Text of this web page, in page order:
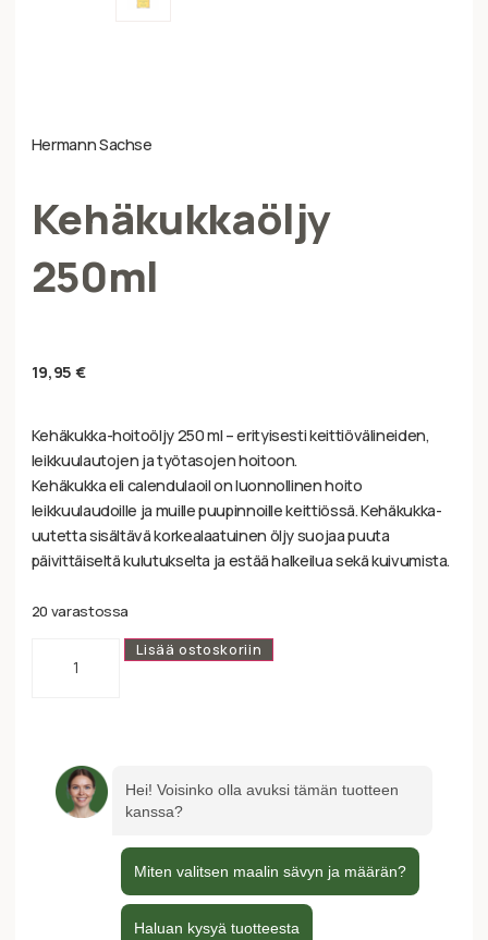
Hermann Sachse
Kehäkukkaöljy
250ml
19,95 €
Kehäkukka-hoitoöljy 250 ml – erityisesti keittiövälineiden,
leikkuulautojen ja työtasojen hoitoon.
Kehäkukka eli calendulaoil on luonnollinen hoito
leikkuulaudoille ja muille puupinnoille keittiössä. Kehäkukka-
uutetta sisältävä korkealaatuinen öljy suojaa puuta
päivittäiseltä kulutukselta ja estää halkeilua sekä kuivumista.
20 varastossa
Lisää ostoskoriin